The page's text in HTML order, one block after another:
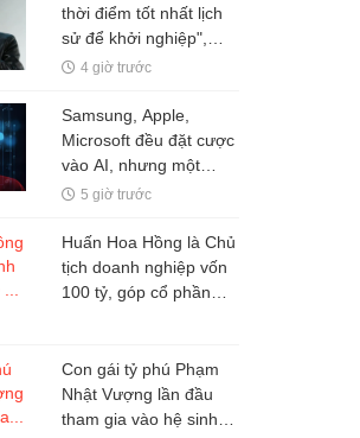
thời điểm tốt nhất lịch
sử để khởi nghiệp",
nhiều người thất bại chỉ
cũng hiểu nhưng ít khi
vượt qua được
4 giờ trước
Samsung, Apple,
Microsoft đều đặt cược
vào AI, nhưng một
nghịch lý đang xuất
phải lúc nào cũng dùng
5 giờ trước
Huấn Hoa Hồng là Chủ
tịch doanh nghiệp vốn
100 tỷ, góp cổ phần
Con gái tỷ phú Phạm
Nhật Vượng lần đầu
tham gia vào hệ sinh